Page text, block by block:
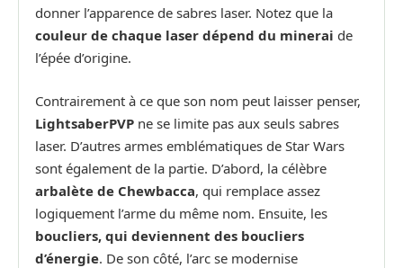
donner l’apparence de sabres laser. Notez que la
couleur de chaque laser dépend du minerai de
l’épée d’origine.
Contrairement à ce que son nom peut laisser penser,
LightsaberPVP ne se limite pas aux seuls sabres
laser. D’autres armes emblématiques de Star Wars
sont également de la partie. D’abord, la célèbre
arbalète de Chewbacca, qui remplace assez
logiquement l’arme du même nom. Ensuite, les
boucliers, qui deviennent des boucliers
d’énergie. De son côté, l’arc se modernise